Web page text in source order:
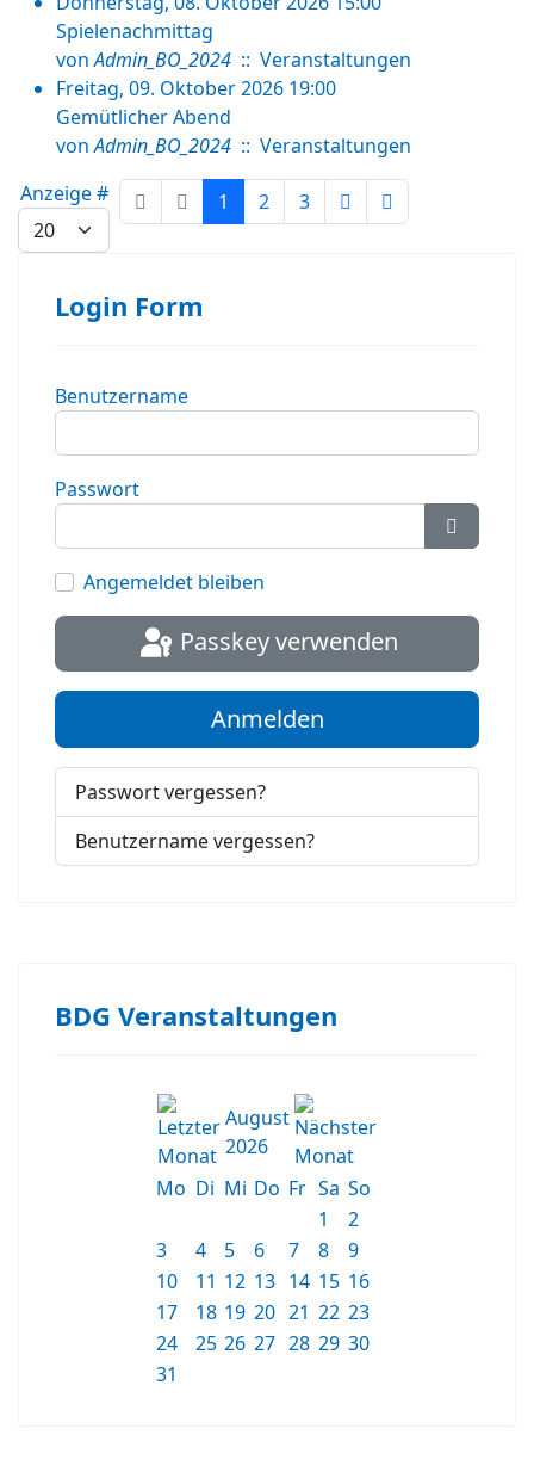
Spielenachmittag
von Admin_BO_2024 :: Veranstaltungen
Freitag, 09. Oktober 2026 19:00
Gemütlicher Abend
von Admin_BO_2024 :: Veranstaltungen
Limite der Paginierungsliste
Anzeige # 1 2 3
Login Form
Benutzername
Passwort
Angemeldet bleiben
Passkey verwenden
Anmelden
Passwort vergessen?
Benutzername vergessen?
BDG Veranstaltungen
August
2026
Mo Di Mi Do Fr Sa So
1
2
3
4 5 6 7 8
9
10
11 12 13 14 15 16
17
18 19 20 21 22 23
24
25 26 27 28 29 30
31